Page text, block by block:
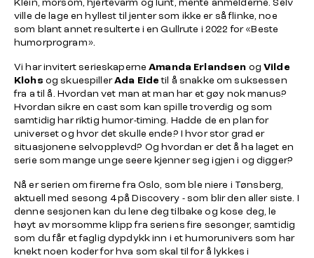
Klein, morsom, hjertevarm og lunt, mente anmelderne. Selv
ville de lage en hyllest til jenter som ikke er så flinke, noe
som blant annet resulterte i en Gullrute i 2022 for «Beste
humorprogram».
Vi har invitert serieskaperneAmanda Erlandsen ogVilde
Klohs og skuespillerAda Eide til å snakke om suksessen
fra a til å. Hvordan vet man at man har et gøy nok manus?
Hvordan sikre en cast som kan spille troverdig og som
samtidig har riktig humor-timing. Hadde de en plan for
universet og hvor det skulle ende? I hvor stor grad er
situasjonene selvopplevd? Og hvordan er det å ha laget en
serie som mange unge seere kjenner seg igjen i og digger?
Nå er serien om firerne fra Oslo, som ble niere i Tønsberg,
aktuell med sesong 4 på Discovery - som blir den aller siste. I
denne sesjonen kan du lene deg tilbake og kose deg, le
høyt av morsomme klipp fra seriens fire sesonger, samtidig
som du får et faglig dypdykk inn i et humorunivers som har
knekt noen koder for hva som skal til for å lykkes i